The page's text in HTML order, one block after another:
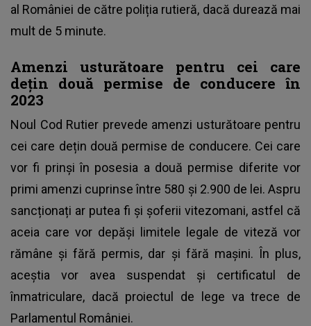
al României de către poliția rutieră, dacă durează mai
mult de 5 minute.
Amenzi usturătoare pentru cei care
dețin două permise de conducere în
2023
Noul Cod Rutier prevede amenzi usturătoare pentru
cei care dețin două permise de conducere. Cei care
vor fi prinși în posesia a două permise diferite vor
primi amenzi cuprinse între 580 și 2.900 de lei. Aspru
sancționați ar putea fi și șoferii vitezomani, astfel că
aceia care vor depăși limitele legale de viteză vor
rămâne și fără permis, dar și fără mașini. În plus,
aceștia vor avea suspendat și certificatul de
înmatriculare, dacă proiectul de lege va trece de
Parlamentul României.